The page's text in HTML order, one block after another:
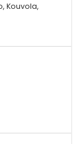
Kouvola,